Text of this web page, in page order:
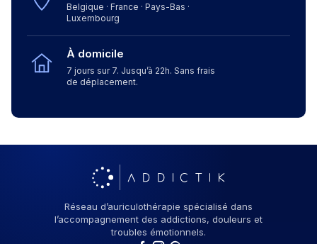
Belgique · France · Pays-Bas ·
Luxembourg
À domicile
7 jours sur 7. Jusqu’à 22h. Sans frais
de déplacement.
Réseau d’auriculothérapie spécialisé dans
l’accompagnement des addictions, douleurs et
troubles émotionnels.